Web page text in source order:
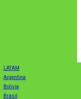
LATAM
Argentina
Bolivia
Brasil